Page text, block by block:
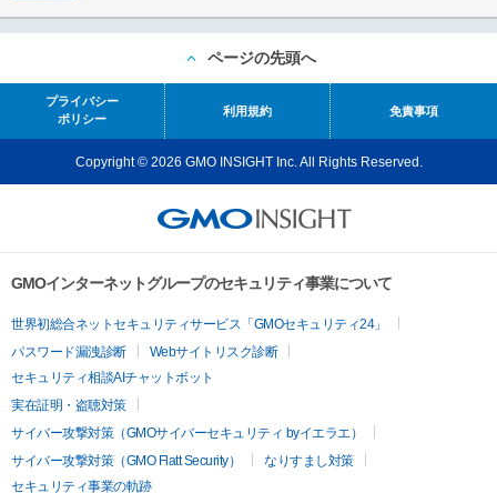
ページの先頭へ
プライバシー
ポリシー
利用規約 免責事項
Copyright © 2026 GMO INSIGHT Inc. All Rights Reserved.
GMOインターネットグループのセキュリティ事業について
世界初総合ネットセキュリティサービス「GMOセキュリティ24」
パスワード漏洩診断
Webサイトリスク診断
セキュリティ相談AIチャットボット
実在証明・盗聴対策
サイバー攻撃対策（GMOサイバーセキュリティ byイエラエ）
サイバー攻撃対策（GMO Flatt Security）
なりすまし対策
セキュリティ事業の軌跡